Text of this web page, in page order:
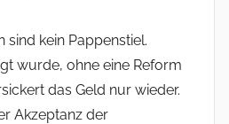
sind kein Pappenstiel.
wurde, ohne eine Reform
das Geld nur wieder.
Akzeptanz der